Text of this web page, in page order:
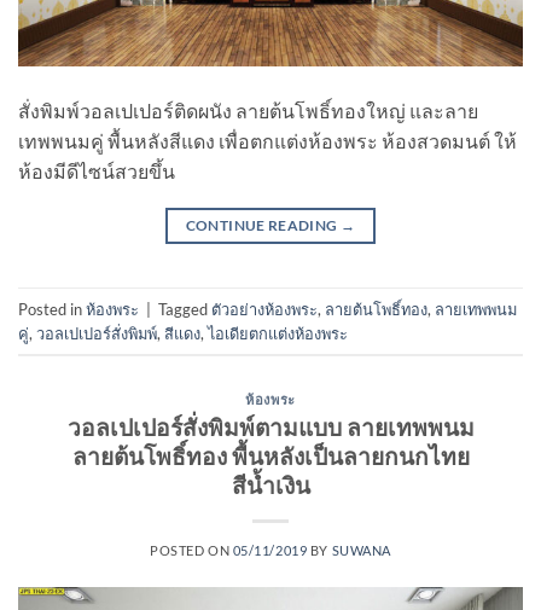
สั่งพิมพ์วอลเปเปอร์ติดผนัง ลายต้นโพธิ์ทองใหญ่ และลาย
เทพพนมคู่ พื้นหลังสีแดง เพื่อตกแต่งห้องพระ ห้องสวดมนต์ ให้
ห้องมีดีไซน์สวยขึ้น
CONTINUE READING →
Posted inห้องพระ Tagged ตัวอย่างห้องพระ, ลายต้นโพธิ์ทอง, ลายเทพพนม
คู่, วอลเปเปอร์สั่งพิมพ์, สีแดง,ไอเดียตกแต่งห้องพระ
ห้องพระ
วอลเปเปอร์สั่งพิมพ์ตามแบบ ลายเทพพนม
ลายต้นโพธิ์ทอง พื้นหลังเป็นลายกนกไทย
สีน้ำเงิน
POSTED ON 05/11/2019 BY SUWANA